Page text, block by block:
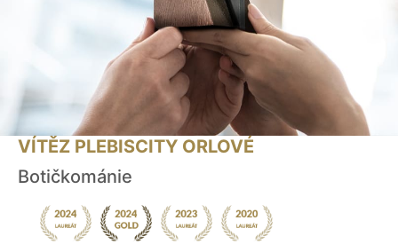
VÍTĚZ PLEBISCITY ORLOVÉ
Botičkománie